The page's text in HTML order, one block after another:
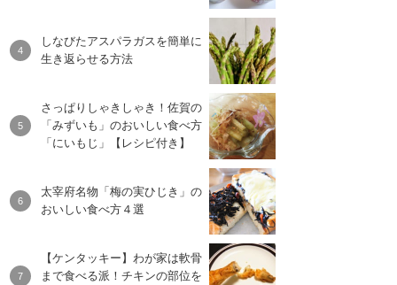
しなびたアスパラガスを簡単に
生き返らせる方法
さっぱりしゃきしゃき！佐賀の
「みずいも」のおいしい食べ方
「にいもじ」【レシピ付き】
太宰府名物「梅の実ひじき」の
おいしい食べ方４選
【ケンタッキー】わが家は軟骨
まで食べる派！チキンの部位を